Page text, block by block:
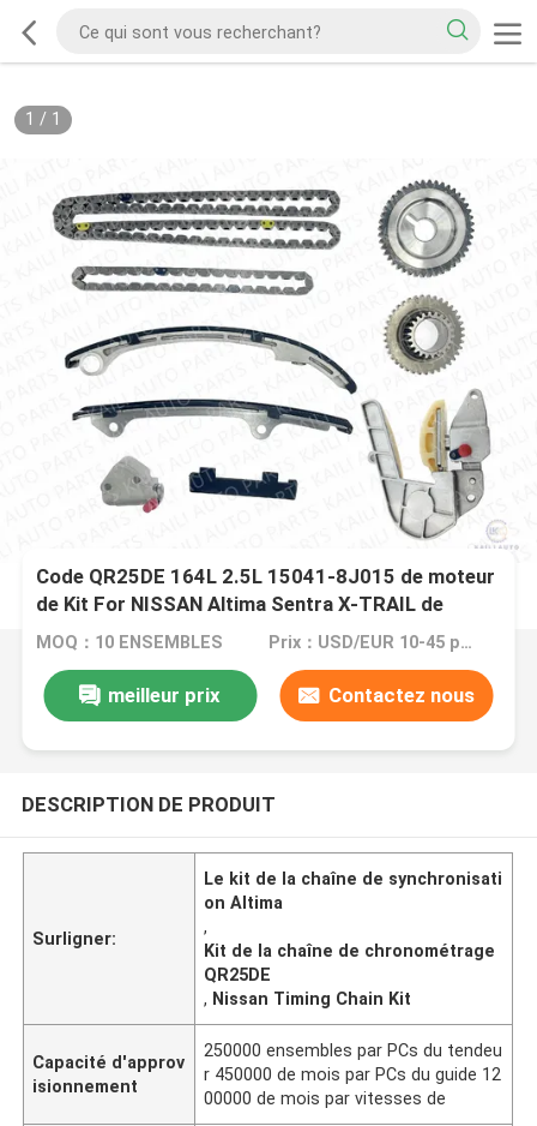
1 / 1
Code QR25DE 164L 2.5L 15041-8J015 de moteur
de Kit For NISSAN Altima Sentra X-TRAIL de
chaîne de la synchronisation 13028-JA00A
MOQ：10 ENSEMBLES Prix：USD/EUR 10-45 per set
meilleur prix Contactez nous
DESCRIPTION DE PRODUIT
Surligner:
Le kit de la chaîne de synchronisati
on Altima
,
Kit de la chaîne de chronométrage
QR25DE
, Nissan Timing Chain Kit
Capacité d'approv
isionnement
250000 ensembles par PCs du tendeu
r 450000 de mois par PCs du guide 12
00000 de mois par vitesses de